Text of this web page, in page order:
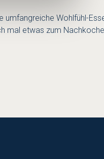
umfangreiche Wohlfühl-
mal etwas zum